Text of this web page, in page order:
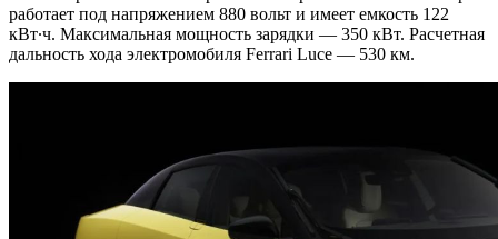
работает под напряжением 880 вольт и имеет емкость 122
кВт∙ч. Максимальная мощность зарядки — 350 кВт. Расчетная
дальность хода электромобиля Ferrari Luce — 530 км.